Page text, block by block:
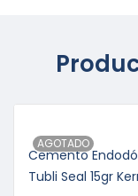
AGOTADO
Cemento
Tubli Seal 15gr